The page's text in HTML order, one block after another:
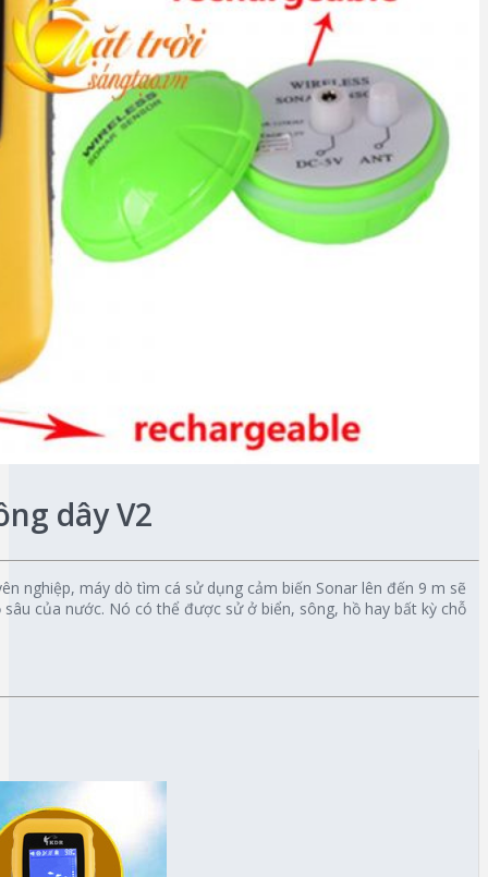
dây V2
nghiệp, máy dò tìm cá sử dụng cảm biến Sonar lên đến 9 m sẽ
của nước. Nó có thể được sử ở biển, sông, hồ hay bất kỳ chỗ